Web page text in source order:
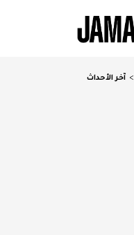
> آخر الأحداث